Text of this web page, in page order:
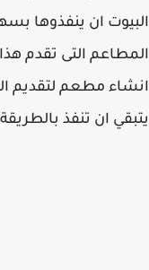
البيوت ان ينفذوها
المطاعم التى تقدم
انشاء مطعم لتقديم
يتبقي ان تنفذ